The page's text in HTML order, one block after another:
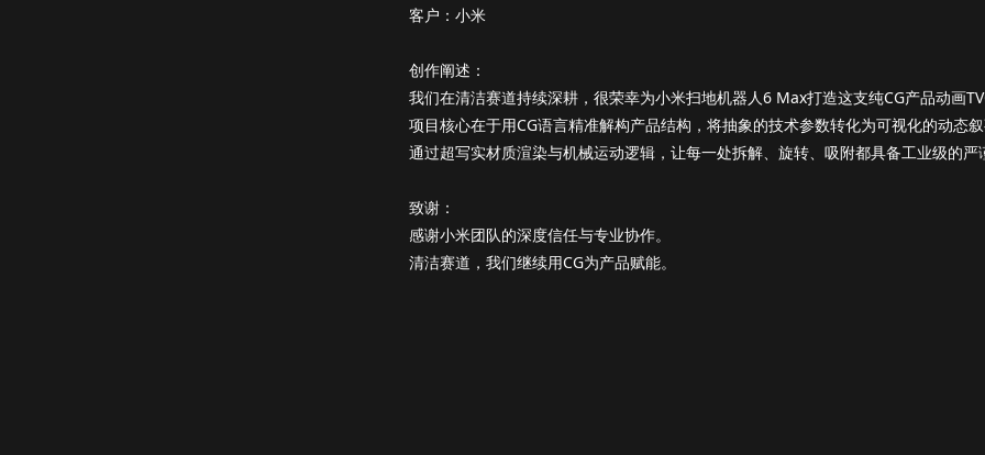
客户：小米
创作阐述：
我们在清洁赛道持续深耕，很荣幸为小米扫地机器人6 Max打造这支纯CG产品动画
项目核心在于用CG语言精准解构产品结构，将抽象的技术参数转化为可视化的动态叙
通过超写实材质渲染与机械运动逻辑，让每一处拆解、旋转、吸附都具备工业级的严
致谢：
感谢小米团队的深度信任与专业协作。
清洁赛道，我们继续用CG为产品赋能。